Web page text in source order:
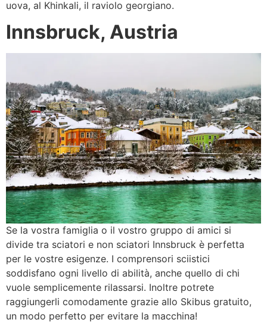
uova, al Khinkali, il raviolo georgiano.
Innsbruck, Austria
Se la vostra famiglia o il vostro gruppo di amici si
divide tra sciatori e non sciatori Innsbruck è perfetta
per le vostre esigenze. I comprensori sciistici
soddisfano ogni livello di abilità, anche quello di chi
vuole semplicemente rilassarsi. Inoltre potrete
raggiungerli comodamente grazie allo Skibus gratuito,
un modo perfetto per evitare la macchina!